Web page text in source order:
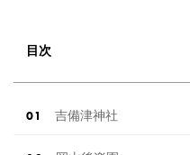
目次
吉備津神社